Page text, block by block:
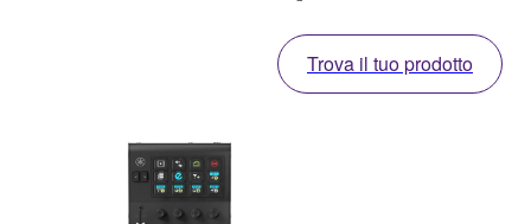
Trova il tuo prodotto